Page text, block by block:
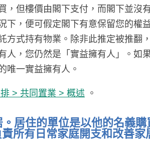
，但樓價由閣下支付，而閣下並沒
下，便可假定閣下有意保留您的權
方式持有物業。除非此推定被推翻
人，您仍然是「實益擁有人」。如
唯一實益擁有人。
> 共同置業 > 概述。
居住的單位是以他的名義
所有日常家庭開支和改善家